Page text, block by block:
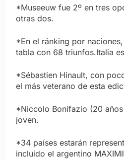
*Museeuw fue 2º en tres
otras dos.
*En el ránking por
tabla con 68 triunfos.Italia
*Sébastien Hinault, con
el más veterano de esta
*Niccolo Bonifazio (20
joven.
*34 países estarán
incluido el argentino